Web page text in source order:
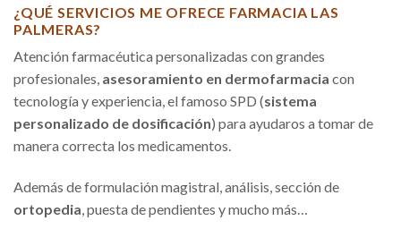
¿QUÉ SERVICIOS ME OFRECE FARMACIA LAS
PALMERAS?
Atención farmacéutica personalizadas con grandes
profesionales, asesoramiento en dermofarmacia con
tecnología y experiencia, el famoso SPD (sistema
personalizado de dosificación) para ayudaros a tomar de
manera correcta los medicamentos.
Además de formulación magistral, análisis, sección de
ortopedia , puesta de pendientes y mucho más…